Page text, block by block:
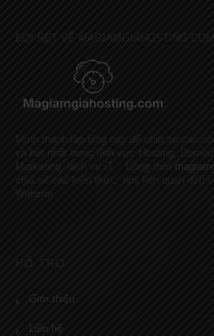
ĐÔI NÉT VỀ MAGIAMGIAHOSTING.COM
Mình thành lập blog này để chia sẻ các
và hot nhất trong lĩnh vực Hosting,
Marketing, dịch vụ IT... Đồng thời
chia sẻ các kiến thức, tips liên quan đến
Website
HỖ TRỢ
Giới thiệu
Liên hệ